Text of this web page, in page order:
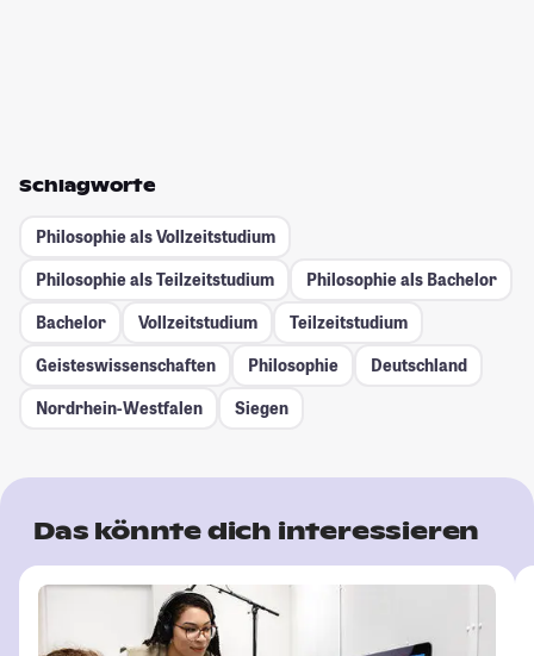
Schlagworte
Philosophie als Vollzeitstudium
Philosophie als Teilzeitstudium
Philosophie als Bachelor
Bachelor
Vollzeitstudium
Teilzeitstudium
Geisteswissenschaften
Philosophie
Deutschland
Nordrhein-Westfalen
Siegen
Das könnte dich interessieren